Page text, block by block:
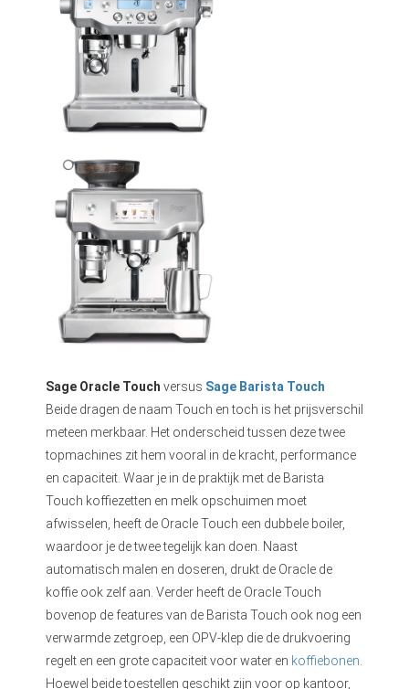
Sage Oracle Touch versus Sage Barista Touch
Beide dragen de naam Touch en toch is het prijsverschil
meteen merkbaar. Het onderscheid tussen deze twee
topmachines zit hem vooral in de kracht, performance
en capaciteit. Waar je in de praktijk met de Barista
Touch koffiezetten en melk opschuimen moet
afwisselen, heeft de Oracle Touch een dubbele boiler,
waardoor je de twee tegelijk kan doen. Naast
automatisch malen en doseren, drukt de Oracle de
koffie ook zelf aan. Verder heeft de Oracle Touch
bovenop de features van de Barista Touch ook nog een
verwarmde zetgroep, een OPV-klep die de drukvoering
regelt en een grote capaciteit voor water en koffiebonen
Hoewel beide toestellen geschikt zijn voor op kantoor,